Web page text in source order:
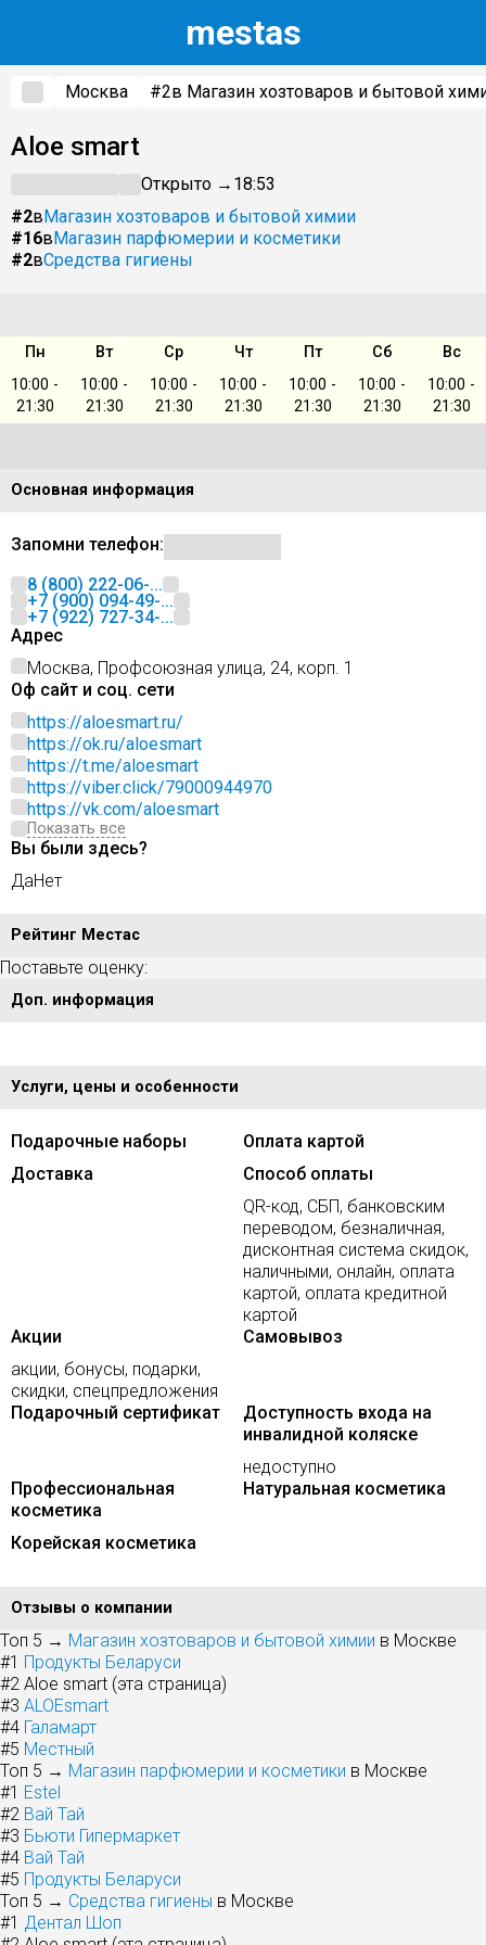
mestas
Москва #2в Магазин хозтоваров и бытовой
Aloe smart
Открыто → 18:53
#2вМагазин хозтоваров и бытовой химии
#16вМагазин парфюмерии и косметики
#2вСредства гигиены
Пн Вт Ср Чт Пт Сб
Вс
10:00 -
21:30
10:00 -
21:30
10:00 -
21:30
10:00 -
21:30
10:00 -
21:30
10:00 -
21:30
10:00 -
21:30
Основная информация
Запомни телефон:
8 (800) 222-06-...
+7 (900) 094-49-...
+7 (922) 727-34-...
Адрес
Москва, Профсоюзная улица, 24, корп. 1
Оф сайт и соц. сети
https://aloesmart.ru/
https://ok.ru/aloesmart
https://t.me/aloesmart
https://viber.click/79000944970
https://vk.com/aloesmart
Показать все
Вы были здесь?
ДаНет
Рейтинг Местас
Поставьте оценку:
Доп. информация
Услуги, цены и особенности
Подарочные наборы
Оплата картой
Доставка
Способ оплаты
QR-код, СБП, банковским
переводом, безналичная,
дисконтная система скидок,
наличными, онлайн, оплата
картой, оплата кредитной
картой
Акции
акции, бонусы, подарки,
скидки, спецпредложения
Самовывоз
Подарочный сертификат
Доступность входа на
инвалидной коляске
недоступно
Профессиональная
косметика
Натуральная косметика
Корейская косметика
Отзывы о компании
Топ 5 → Магазин хозтоваров и бытовой химии в Москве
#1 Продукты Беларуси
#2 Aloe smart (эта страница)
#3 ALOEsmart
#4 Галамарт
#5 Местный
Топ 5 → Магазин парфюмерии и косметики в Москве
#1 Estel
#2 Вай Тай
#3 Бьюти Гипермаркет
#4 Вай Тай
#5 Продукты Беларуси
Топ 5 → Средства гигиены в Москве
#1 Дентал Шоп